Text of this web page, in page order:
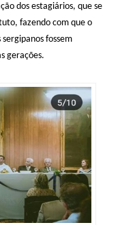
dos estagiários, que se
fazendo com que o
fossem
gerações.